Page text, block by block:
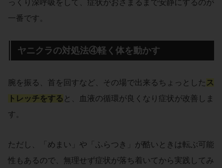
っくり深呼吸をして、症状がおさまるまで安静にするのが
一番です。
ヤニクラの対処法④軽く体を動かす
腕を振る、首を回すなど、その場で出来るちょっとした ス
トレッチをする と、血液の循環が良くなり症状が改善しま
す。
ただし、「めまい」や「ふらつき」が酷いときは転ぶ可能
性もあるので、無理せず症状が落ち着いてから実践してみ